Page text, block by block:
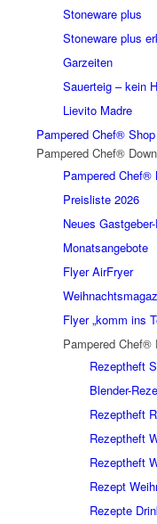
Stoneware plus
Stoneware plus
Garzeiten
Sauerteig – kein
Lievito Madre
Pampered Chef® Shop
Pampered Chef®
Pampered Chef®
Preisliste 2026
Neues
Monatsangebote
Flyer AirFryer
Flyer „komm ins
Pampered Chef®
Rezeptheft
Blender-
Rezeptheft
Rezeptheft
Rezeptheft
Rezept
Rezepte